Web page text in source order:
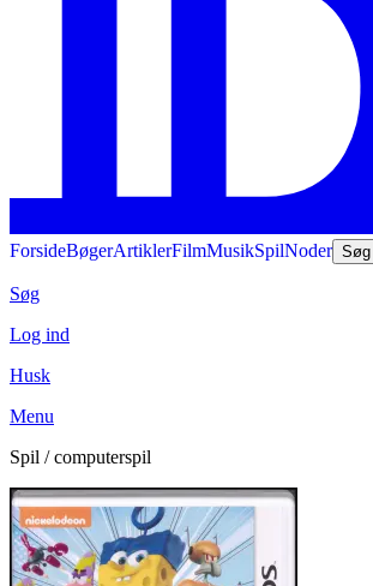
ForsideBøgerArtiklerFilmMusikSpilNoder Søg
Søg
Log ind
Husk
Menu
Spil / computerspil